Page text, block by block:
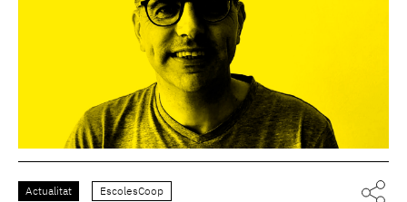
Actualitat EscolesCoop